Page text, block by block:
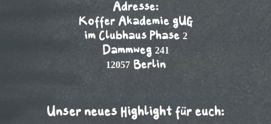
Adresse:
Koffer Akademie gUG
im Clubhaus Phase 2
Dammweg 241
12057 Berlin
Unser neues Highlight für euch: